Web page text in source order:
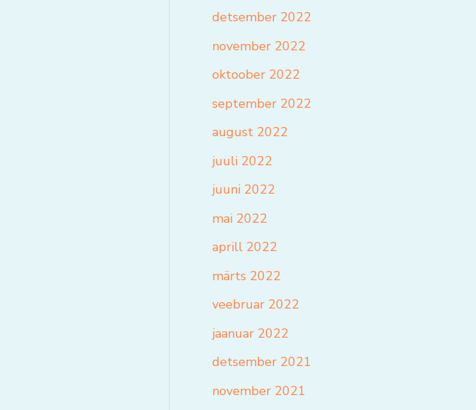
detsember 2022
november 2022
oktoober 2022
september 2022
august 2022
juuli 2022
juuni 2022
mai 2022
aprill 2022
märts 2022
veebruar 2022
jaanuar 2022
detsember 2021
november 2021